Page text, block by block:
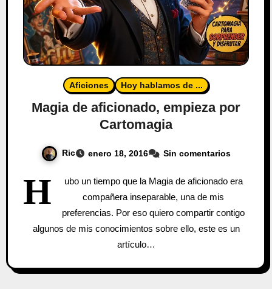
Aficiones Hoy hablamos de ...
Magia de aficionado, empieza por
Cartomagia
Ric enero 18, 2016 Sin comentarios
H
ubo un tiempo que la Magia de aficionado era
compañera inseparable, una de mis
preferencias. Por eso quiero compartir contigo
algunos de mis conocimientos sobre ello, este es un
artículo…